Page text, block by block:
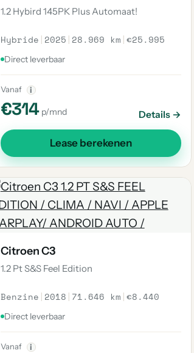
1.2 Hybird 145PK Plus Automaat!
Hybride | 2025 | 28.969 km |€25.995
Direct leverbaar
Vanaf i
€314 p/mnd Details →
Lease berekenen
Citroen C3
1.2 Pt S&S Feel Edition
Benzine | 2018 | 71.646 km |€8.440
Direct leverbaar
Vanaf i